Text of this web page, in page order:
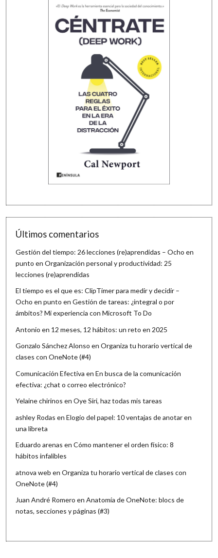
Últimos comentarios
Gestión del tiempo: 26 lecciones (re)aprendidas – Ocho en
punto enOrganización personal y productividad: 25
lecciones (re)aprendidas
El tiempo es el que es: ClipTimer para medir y decidir –
Ocho en punto enGestión de tareas: ¿integral o por
ámbitos? Mi experiencia con Microsoft To Do
Antonio en 12 meses, 12 hábitos: un reto en 2025
Gonzalo Sánchez Alonso enOrganiza tu horario vertical de
clases con OneNote (#4)
Comunicación Efectiva enEn busca de la comunicación
efectiva: ¿chat o correo electrónico?
Yelaine chirinos enOye Siri, haz todas mis tareas
ashley Rodas enElogio del papel: 10 ventajas de anotar en
una libreta
Eduardo arenas enCómo mantener el orden físico: 8
hábitos infalibles
atnova web enOrganiza tu horario vertical de clases con
OneNote (#4)
Juan André Romero enAnatomía de OneNote: blocs de
notas, secciones y páginas (#3)